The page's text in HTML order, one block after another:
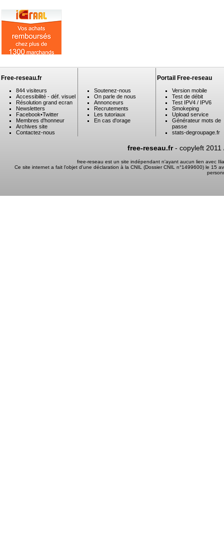
Free-reseau.fr
844 visiteurs
Accessibilité - déf. visuel
Résolution grand ecran
Newsletters
Facebook•Twitter
Membres d'honneur
Archives site
Contactez-nous
Soutenez-nous
On parle de nous
Annonceurs
Recrutements
Les tutoriaux
En cas d'orage
Portail Free-reseau
Version mobile
Test de débit
Test IPV4 / IPV6
Smokeping
Upload service
Générateur mots de
passe
stats-degroupage.fr
free-reseau.fr- copyleft 2011
free-reseau est un site indépendant n'ayant aucun lien avec
Ce site internet a fait l'objet d'une déclaration à la CNIL (Dossier CNIL n°1499600) le 15